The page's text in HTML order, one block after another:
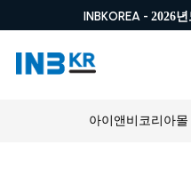
INBKOREA - 2026
아이앤비코리아몰